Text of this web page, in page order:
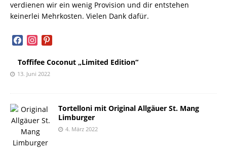
verdienen wir ein wenig Provision und dir entstehen
keinerlei Mehrkosten. Vielen Dank dafür.
facebookinstagram
pinterest
Toffifee Coconut „Limited Edition“
13. Juni 2022
Tortelloni mit Original Allgäuer St. Mang
Limburger
4. März 2022